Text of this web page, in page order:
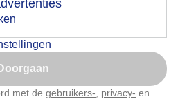
met de gebruikers- privacy- en
wolken, en warm weer.
misschien later
dit aan te passen